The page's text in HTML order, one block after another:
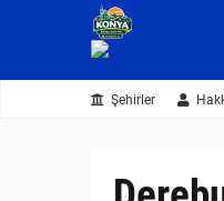
Şehirler